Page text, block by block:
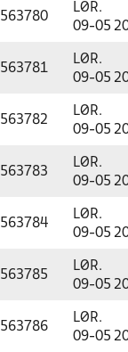
563780
LØR.
09-05
563781
LØR.
09-05
563782
LØR.
09-05
563783
LØR.
09-05
563784
LØR.
09-05
563785
LØR.
09-05
563786
LØR.
09-05